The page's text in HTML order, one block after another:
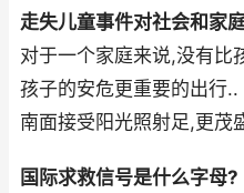
走失儿童事件对社会和家
对于一个家庭来说,没有比
孩子的安危更重要的出行
南面接受阳光照射足,更茂
国际求救信号是什么字母?